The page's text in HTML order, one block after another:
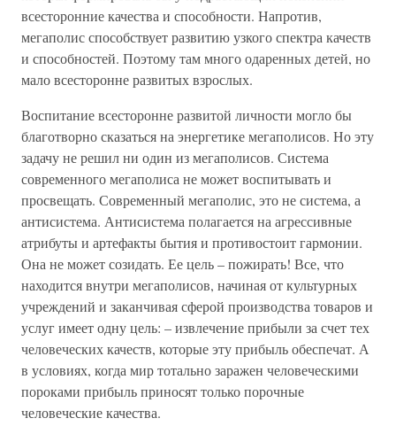
всесторонние качества и способности. Напротив,
мегаполис способствует развитию узкого спектра качеств
и способностей. Поэтому там много одаренных детей, но
мало всесторонне развитых взрослых.
Воспитание всесторонне развитой личности могло бы
благотворно сказаться на энергетике мегаполисов. Но эту
задачу не решил ни один из мегаполисов. Система
современного мегаполиса не может воспитывать и
просвещать. Современный мегаполис, это не система, а
антисистема. Антисистема полагается на агрессивные
атрибуты и артефакты бытия и противостоит гармонии.
Она не может созидать. Ее цель – пожирать! Все, что
находится внутри мегаполисов, начиная от культурных
учреждений и заканчивая сферой производства товаров и
услуг имеет одну цель: – извлечение прибыли за счет тех
человеческих качеств, которые эту прибыль обеспечат. А
в условиях, когда мир тотально заражен человеческими
пороками прибыль приносят только порочные
человеческие качества.